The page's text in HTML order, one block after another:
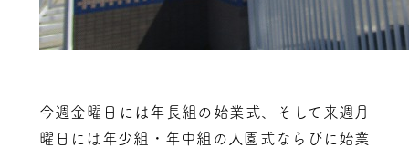
今週金曜日には年長組の始業式、そして来週月
曜日には年少組・年中組の入園式ならびに始業